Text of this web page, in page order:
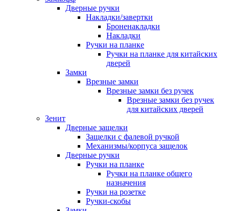
Дверные ручки
Накладки/завертки
Броненакладки
Накладки
Ручки на планке
Ручки на планке для китайских
дверей
Замки
Врезные замки
Врезные замки без ручек
Врезные замки без ручек
для китайских дверей
Зенит
Дверные защелки
Защелки с фалевой ручкой
Механизмы/корпуса защелок
Дверные ручки
Ручки на планке
Ручки на планке общего
назначения
Ручки на розетке
Ручки-скобы